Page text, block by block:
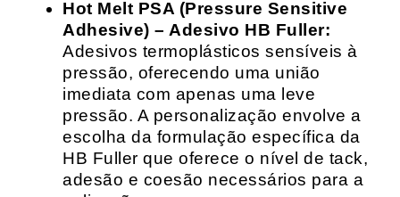
Hot Melt PSA (Pressure Sensitive
Adhesive) – Adesivo HB Fuller:
Adesivos termoplásticos sensíveis à
pressão, oferecendo uma união
imediata com apenas uma leve
pressão. A personalização envolve a
escolha da formulação específica da
HB Fuller que oferece o nível de tack,
adesão e coesão necessários para a